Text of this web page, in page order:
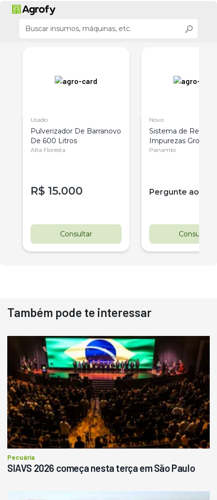
Usado
Pulverizador De Barranovo
De 600 Litros
Alta Floresta
R$ 15.000
Consultar
Novo
Sistema de
Impurezas Grossas
Kepler Weber
Panambi
Pergunte ao
Consultar
Também pode te interessar
Pecuária
SIAVS 2026 começa nesta terça em São Paulo